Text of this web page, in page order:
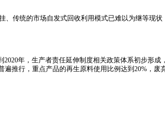
统的市场自发式回收利用模式已难以为继等现状
年，生产者责任延伸制度相关政策体系初步形成
推行，重点产品的再生原料使用比例达到20%，废